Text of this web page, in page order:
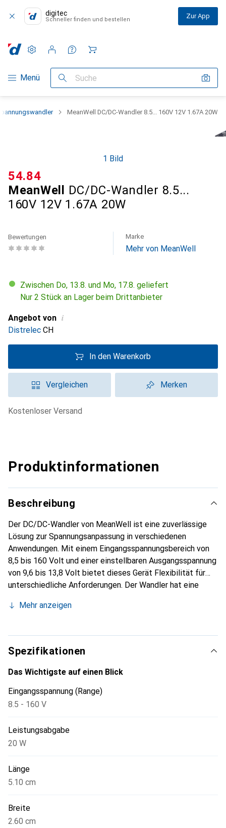
digitec
Schneller finden und bestellen Zur App
Navigation nach Kategorien
Menü Suche
Einstellungen
Kundenkonto
Vergleichslisten
Merklisten
Warenkorb
MeanWell DC/DC-Wandler 8.5... 160V 12V 1.67A 20W
1 Bild
MeanWell
DC/DC-Wandler 8.5...
160V 12V 1.67A 20W
CHF
54.84
Bewertungen Marke
Mehr von MeanWell
Zwischen Do, 13.8. und Mo, 17.8. geliefert
Nur 2 Stück an Lager beim Drittanbieter
Angebot von i
Distrelec CH
In den Warenkorb
Vergleichen Merken
kostenloser Versand
Produktinformationen
Beschreibung
Der DC/DC-Wandler von MeanWell ist eine zuverlässige
Lösung zur Spannungsanpassung in verschiedenen
Anwendungen. Mit einem Eingangsspannungsbereich von
8,5 bis 160 Volt und einer einstellbaren Ausgangsspannung
von 9,6 bis 13,8 Volt bietet dieses Gerät Flexibilität für
unterschiedliche Anforderungen. Der Wandler hat eine
von bis zu 1,67 Ampere liefern. Mit einer Effizienz von 89
die hohe Isolationsspannung von 3 kV zusätzliche
Sicherheit gewährleistet. Der Wandler ist für die
Durchsteckmontage konzipiert und bietet
Schutzfunktionen wie Kurzschlussschutz, Überlastschutz
für industrielle Anwendungen macht. Die lange mittlere
Betriebsdauer zwischen Ausfällen von 1.570.000 Stunden
Mehr anzeigen
Spezifikationen
Das Wichtigste auf einen Blick
Eingangsspannung (Range)
8.5 - 160 V
Leistungsabgabe
20 W
Länge
5.10 cm
Breite
2.60 cm